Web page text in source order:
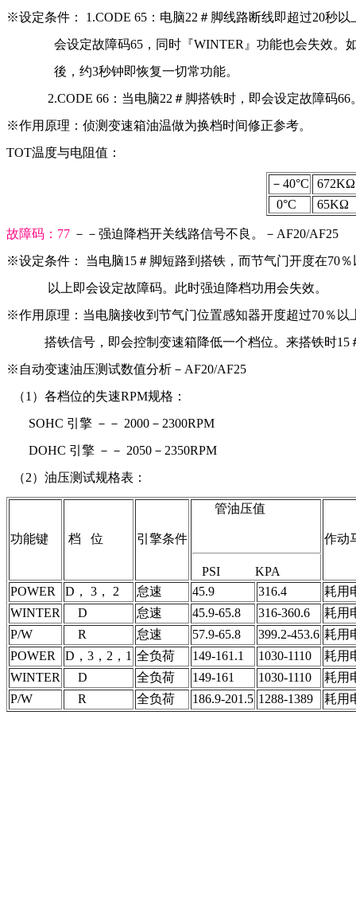
※设定条件： 1.CODE 65：电脑22＃脚线路断线即超过20秒
会设定故障码65，同时『WINTER』功能也会失效
               後，约3秒钟即恢复一切常功能。
2.CODE 66：当电脑22＃脚搭铁时，即会设定故障码66
※作用原理：侦测变速箱油温做为换档时间修正参考。
TOT温度与电阻值：
－40°C
  0°C
65KΩ
故障码：77 －－强迫降档开关线路信号不良。－AF20/AF25
※设定条件： 当电脑15＃脚短路到搭铁，而节气门开度在70
             以上即会设定故障码。此时强迫降档功用会失效。
※作用原理：当电脑接收到节气门位置感知器开度超过70％以
搭铁信号，即会控制变速箱降低一个档位。来搭铁时
※自动变速油压测试数值分析－AF20/AF25
  （1）各档位的失速RPM规格：
       SOHC 引擎 －－ 2000－2300RPM
       DOHC 引擎 －－ 2050－2350RPM
  （2）油压测试规格表：
功能键 档   位 引擎条件
       管油压值
   PSI           KPA
作动
POWER D， 3， 2 怠速 45.9 316.4
耗用
WINTER
    D
怠速 45.9-65.8 316-360.6
耗用
P/W
    R
怠速 57.9-65.8 399.2-453.6 耗用
POWER
D，3，2，1 全负荷 149-161.1 1030-1110
耗用
WINTER
    D
全负荷 149-161 1030-1110
耗用
P/W
    R
全负荷 186.9-201.5 1288-1389 耗用